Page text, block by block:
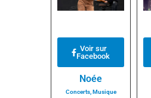
Voir sur
Facebook
Noée
Concerts,Musique